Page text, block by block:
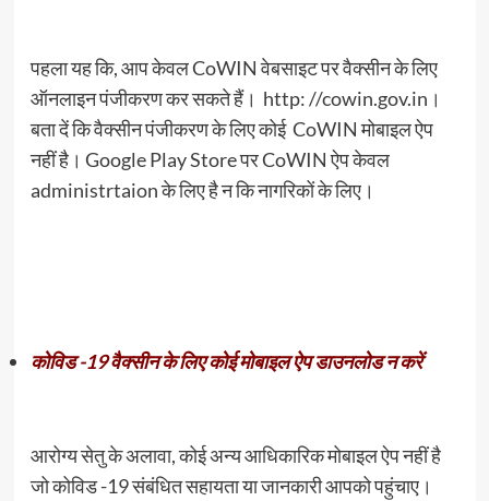
पहला यह कि, आप केवल CoWIN वेबसाइट पर वैक्सीन के लिए
ऑनलाइन पंजीकरण कर सकते हैं। http: //cowin.gov.in।
बता दें कि वैक्सीन पंजीकरण के लिए कोई CoWIN मोबाइल ऐप
नहीं है। Google Play Store पर CoWIN ऐप केवल
administrtaion के लिए है न कि नागरिकों के लिए।
कोविड -19 वैक्सीन के लिए कोई मोबाइल ऐप डाउनलोड न करें
आरोग्य सेतु के अलावा, कोई अन्य आधिकारिक मोबाइल ऐप नहीं है
जो कोविड -19 संबंधित सहायता या जानकारी आपको पहुंचाए।